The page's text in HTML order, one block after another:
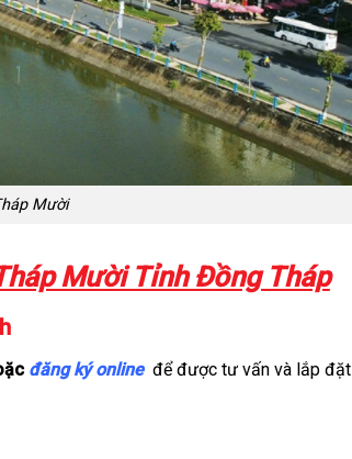
Mười
Mười Tỉnh Đồng Tháp
đăng ký online để được tư vấn và lắp đặt